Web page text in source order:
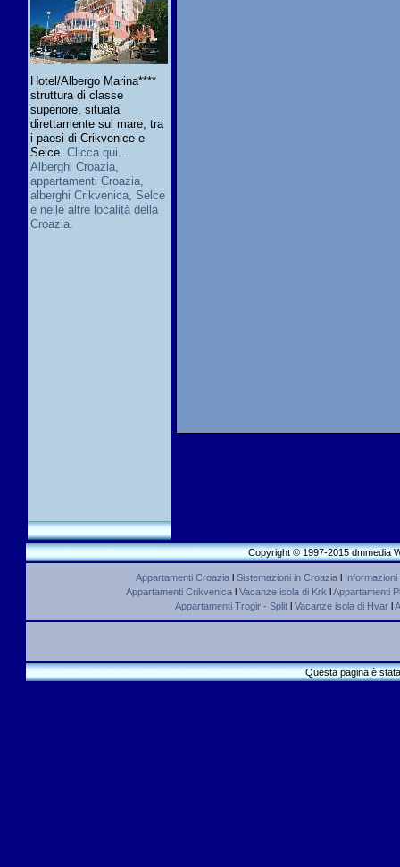
Hotel/Albergo Marina****
struttura di classe
superiore, situata
direttamente sul mare, tra
i paesi di Crikvenice e
Selce. Clicca qui...
Alberghi Croazia,
appartamenti Croazia,
alberghi Crikvenica, Selce
e nelle altre località della
Croazia.
Copyright © 1997-2015 dmmedia
Appartamenti Croazial Sistemazioni in Croazial Informazioni
Appartamenti Crikvenica l Vacanze isola di Krk lAppartamenti
Appartamenti Trogir - Split l Vacanze isola di Hvar l
Questa pagina è